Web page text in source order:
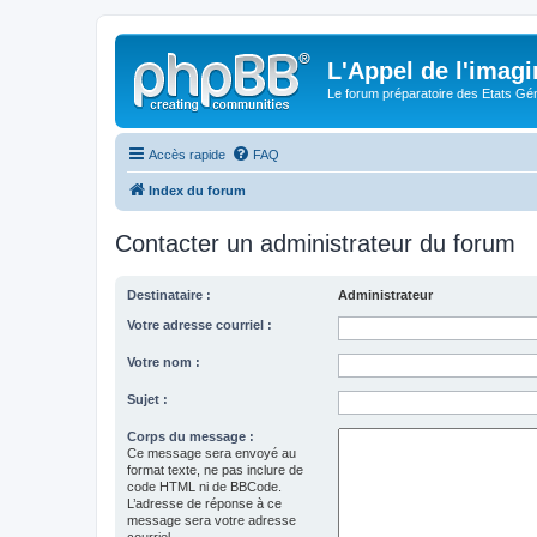
L'Appel de
Le forum préparatoire des Etats
Accès rapide FAQ
Index du forum
Contacter un administrateur du forum
Destinataire : Administrateur
Votre adresse courriel :
Votre nom :
Sujet :
Corps du message :
Ce message sera envoyé au
format texte, ne pas inclure de
code HTML ni de BBCode.
L’adresse de réponse à ce
message sera votre adresse